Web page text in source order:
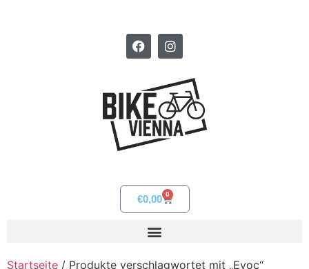
€0,00 0
Startseite / Produkte verschlagwortet mit „Evoc“